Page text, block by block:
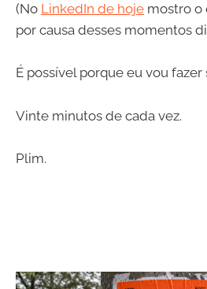
(No LinkedIn de hoje mostro o
por causa desses momentos
É possível porque eu vou fazer
Vinte minutos de cada vez.
Plim.